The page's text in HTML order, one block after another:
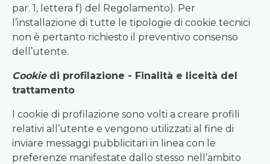
par. 1, lettera f) del Regolamento). Per
l’installazione di tutte le tipologie di cookie tecnici
non è pertanto richiesto il preventivo consenso
dell’utente.
Cookiedi profilazione - Finalità e liceità del
trattamento
I cookie di profilazione sono volti a creare profili
relativi all’utente e vengono utilizzati al fine di
inviare messaggi pubblicitari in linea con le
preferenze manifestate dallo stesso nell’ambito